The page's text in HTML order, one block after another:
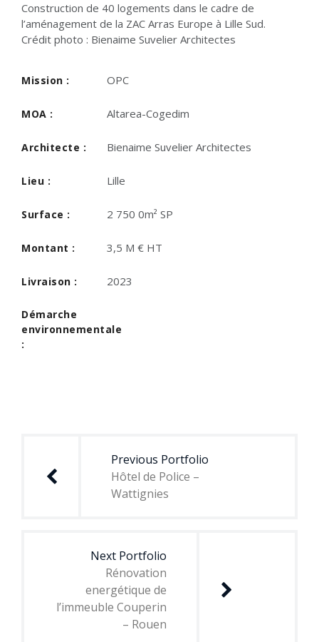
Construction de 40 logements dans le cadre de
l’aménagement de la ZAC Arras Europe à Lille Sud.
Crédit photo : Bienaime Suvelier Architectes
Mission : OPC
MOA : Altarea-Cogedim
Architecte : Bienaime Suvelier Architectes
Lieu : Lille
Surface : 2 750 0m² SP
Montant : 3,5 M € HT
Livraison : 2023
Démarche
environnementale
:
l’article
Previous Portfolio
Hôtel de Police –
Wattignies
Next Portfolio
Rénovation
energétique de
l’immeuble Couperin
– Rouen